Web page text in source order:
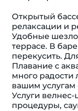
Открытый
релаксации и
Удобные
террасе. В
перекусить.
Плавание с
много радости
вашим услугам
Услуги
процедуры,